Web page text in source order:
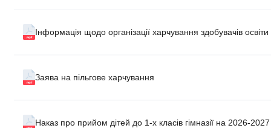
Інформація щодо організації харчування здобувачів
Заява на пільгове харчування
Наказ про прийом дітей до 1-х класів гімназії на 2026-